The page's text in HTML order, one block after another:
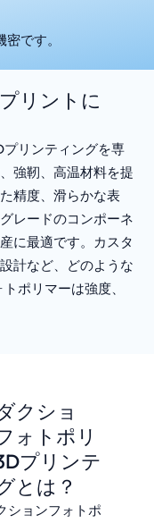
です。
リントに
リンティングを専
強靭、高温材料を提
精度、滑らかな表
レードのコンポーネ
に最適です。カスタ
計など、どのような
ポリマーは強度、
クショ
ォトポリ
プリンテ
とは？
ションフォトポ